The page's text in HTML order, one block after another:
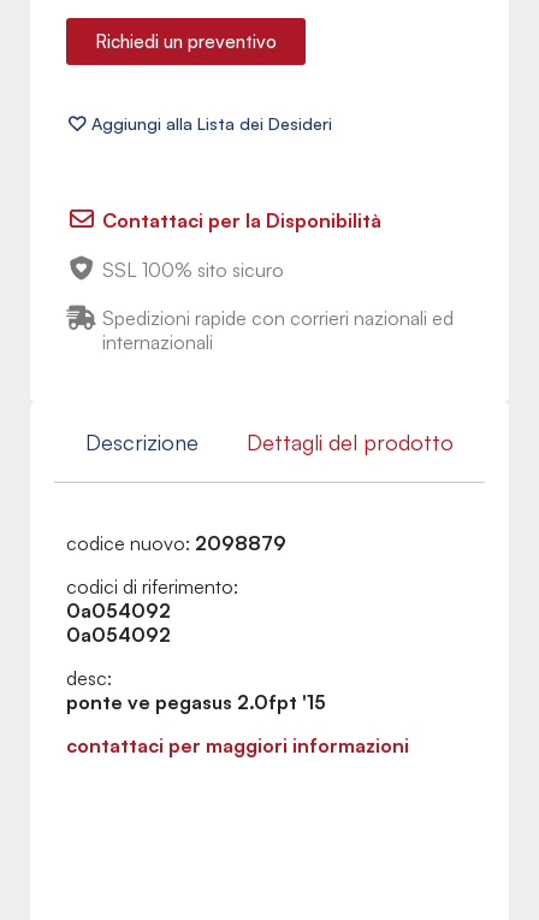
Richiedi un preventivo
Contattaci per la Disponibilità
SSL 100% sito sicuro
Spedizioni rapide con corrieri nazionali ed
internazionali
Descrizione Dettagli del prodotto
codice nuovo: 2098879
codici di riferimento:
0a054092
0a054092
desc:
ponte ve pegasus 2.0fpt '15
contattaci per maggiori informazioni